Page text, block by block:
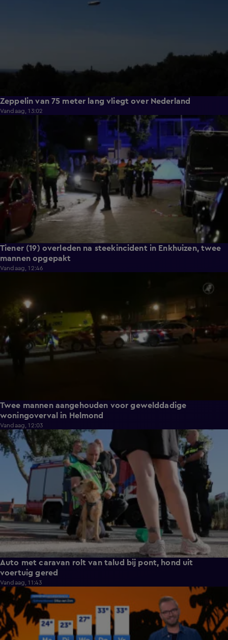
Zeppelin van 75 meter lang vliegt over Nederland
Vandaag, 13:02
Tiener (19) overleden na steekincident in Enkhuizen, twee
mannen opgepakt
Vandaag, 12:46
Twee mannen aangehouden voor gewelddadige
woningoverval in Helmond
Vandaag, 12:03
0:51
Auto met caravan rolt van talud bij pont, hond uit
voertuig gered
Vandaag, 11:43
1:45